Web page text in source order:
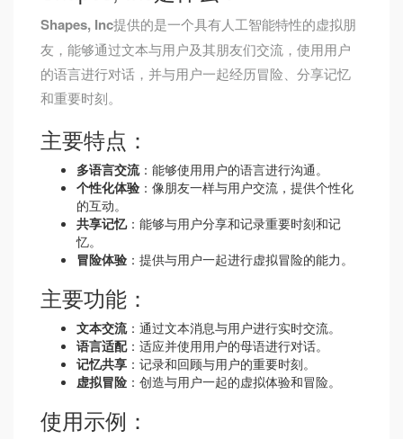
Shapes, Inc提供的是一个具有人工智能特性的虚拟朋
友，能够通过文本与用户及其朋友们交流，使用用户
的语言进行对话，并与用户一起经历冒险、分享记忆
和重要时刻。
主要特点：
多语言交流：能够使用用户的语言进行沟通。
个性化体验 ：像朋友一样与用户交流，提供个性化
的互动。
共享记忆：能够与用户分享和记录重要时刻和记
忆。
冒险体验 ：提供与用户一起进行虚拟冒险的能力。
主要功能：
文本交流：通过文本消息与用户进行实时交流。
语言适配：适应并使用用户的母语进行对话。
记忆共享 ：记录和回顾与用户的重要时刻。
虚拟冒险 ：创造与用户一起的虚拟体验和冒险。
使用示例：